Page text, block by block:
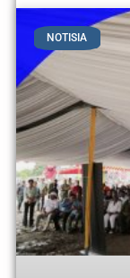
NOTISIA